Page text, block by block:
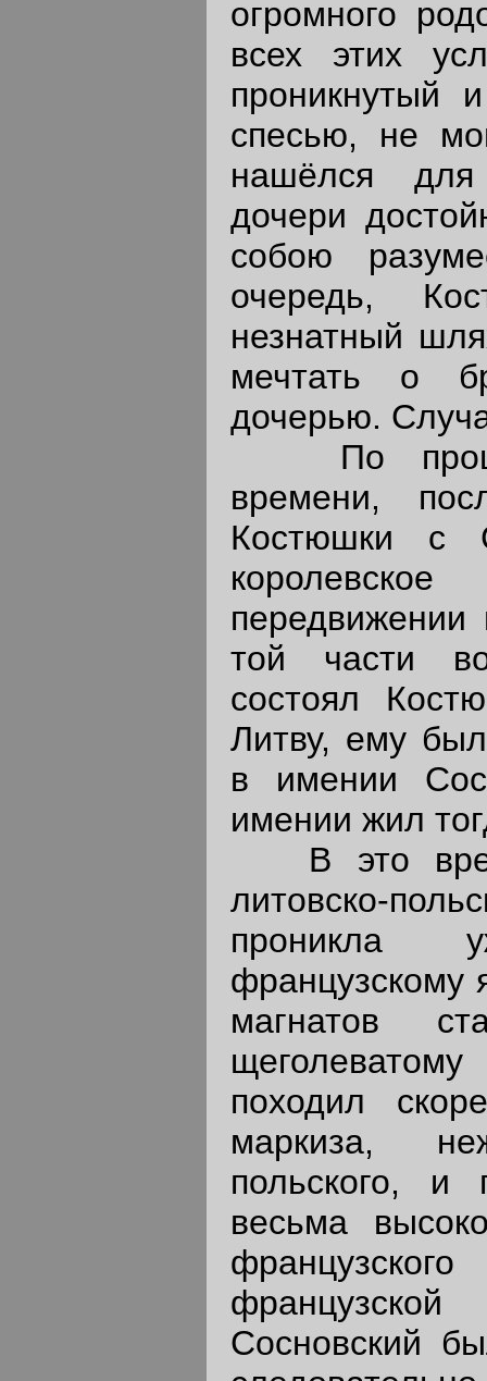
огромного
всех этих
проникнутый
спесью, не
нашёлся для
дочери
собою
очередь,
незнатный
мечтать о
дочерью.
По
времени,
Костюшки с
той части
состоял
Литву, ему
в имении
имении жил
В это
литовско-
проникла
французскому
магнатов
походил
маркиза,
польского, и
весьма
Сосновский